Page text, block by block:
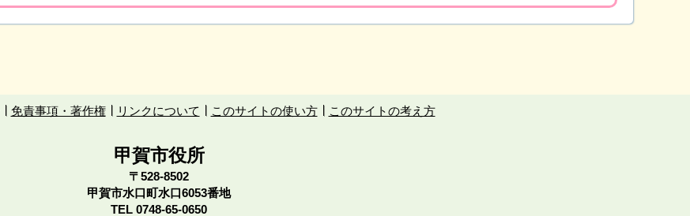
免責事項・著作権 リンクについて このサイトの使い方 このサイトの考え方
甲賀市役所
〒528-8502
甲賀市水口町水口6053番地
TEL 0748-65-0650